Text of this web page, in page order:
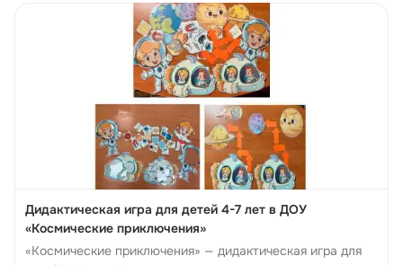
Дидактическая игра для детей 4-7 лет в ДОУ
«Космические приключения»
«Космические приключения» — дидактическая игра для